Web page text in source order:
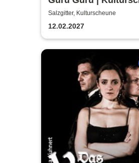
Salzgitter, Kulturscheune
12.02.2027